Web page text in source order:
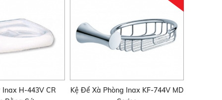
H-443V CR
Kệ Để Xà Phòng Inax KF-744V MD